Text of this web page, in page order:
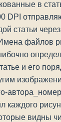
в
DPI
статьи
файлов
и его
каждого
видны